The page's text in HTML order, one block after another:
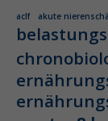
aclf akute